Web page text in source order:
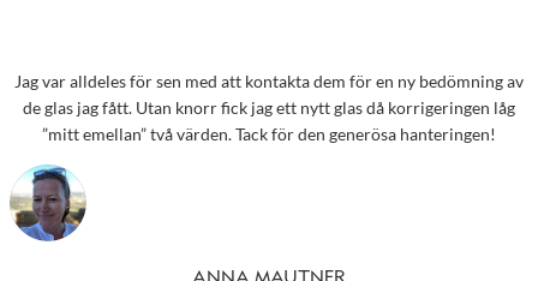
Jag var alldeles för sen med att kontakta dem för en ny bedömning av
de glas jag fått. Utan knorr fick jag ett nytt glas då korrigeringen låg
”mitt emellan” två värden. Tack för den generösa hanteringen!